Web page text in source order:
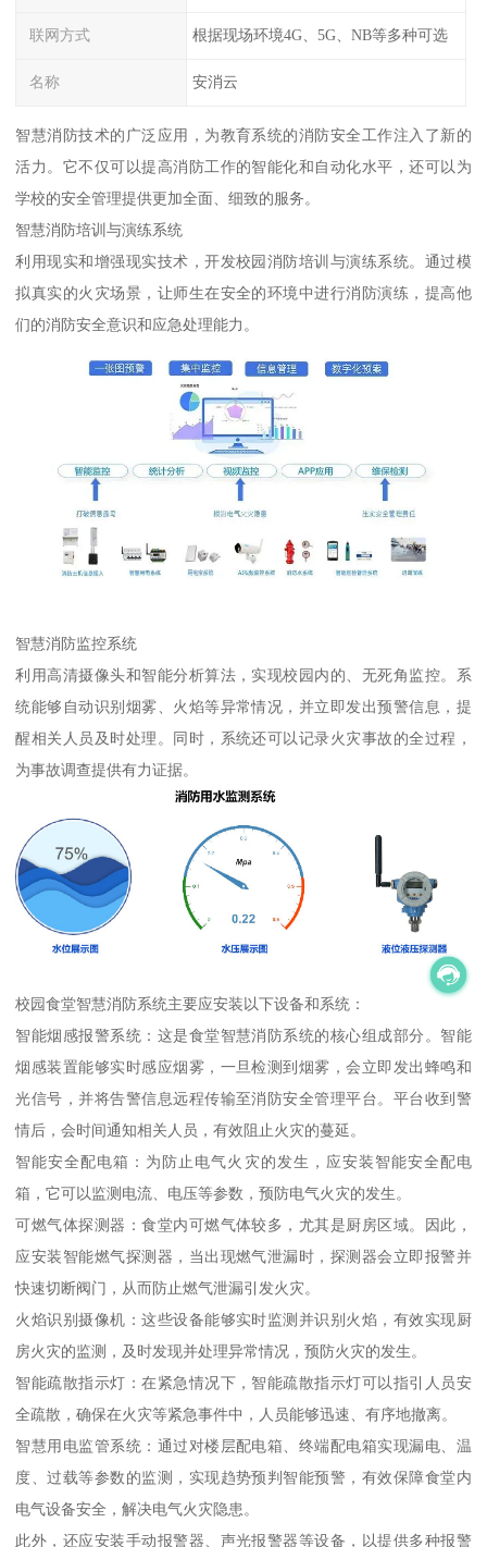
联网方式 根据现场环境4G、5G、NB等多种可选
名称 安消云
智慧消防技术的广泛应用，为教育系统的消防安全工作注入了新的
活力。它不仅可以提高消防工作的智能化和自动化水平，还可以为
学校的安全管理提供更加全面、细致的服务。
智慧消防培训与演练系统
利用现实和增强现实技术，开发校园消防培训与演练系统。通过模
拟真实的火灾场景，让师生在安全的环境中进行消防演练，提高他
们的消防安全意识和应急处理能力。
智慧消防监控系统
利用高清摄像头和智能分析算法，实现校园内的、无死角监控。系
统能够自动识别烟雾、火焰等异常情况，并立即发出预警信息，提
醒相关人员及时处理。同时，系统还可以记录火灾事故的全过程，
为事故调查提供有力证据。
校园食堂智慧消防系统主要应安装以下设备和系统：
智能烟感报警系统：这是食堂智慧消防系统的核心组成部分。智能
烟感装置能够实时感应烟雾，一旦检测到烟雾，会立即发出蜂鸣和
光信号，并将告警信息远程传输至消防安全管理平台。平台收到警
情后，会时间通知相关人员，有效阻止火灾的蔓延。
智能安全配电箱：为防止电气火灾的发生，应安装智能安全配电
箱，它可以监测电流、电压等参数，预防电气火灾的发生。
可燃气体探测器：食堂内可燃气体较多，尤其是厨房区域。因此，
应安装智能燃气探测器，当出现燃气泄漏时，探测器会立即报警并
快速切断阀门，从而防止燃气泄漏引发火灾。
火焰识别摄像机：这些设备能够实时监测并识别火焰，有效实现厨
房火灾的监测，及时发现并处理异常情况，预防火灾的发生。
智能疏散指示灯：在紧急情况下，智能疏散指示灯可以指引人员安
全疏散，确保在火灾等紧急事件中，人员能够迅速、有序地撤离。
智慧用电监管系统：通过对楼层配电箱、终端配电箱实现漏电、温
度、过载等参数的监测，实现趋势预判智能预警，有效保障食堂内
电气设备安全，解决电气火灾隐患。
此外，还应安装手动报警器、声光报警器等设备，以提供多种报警